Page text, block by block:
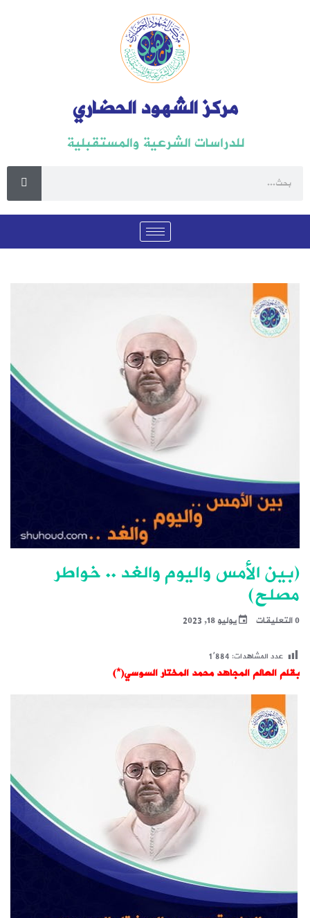
مركز الشهود الحضاري
للدراسات الشرعية والمستقبلية
(بين الأمس واليوم والغد .. خواطر
مصلح)
0 التعليقات يوليو 18, 2023
عدد المشاهدات:1٬884
بقلم العالم المجاهد محمد المختار السوسي(*)